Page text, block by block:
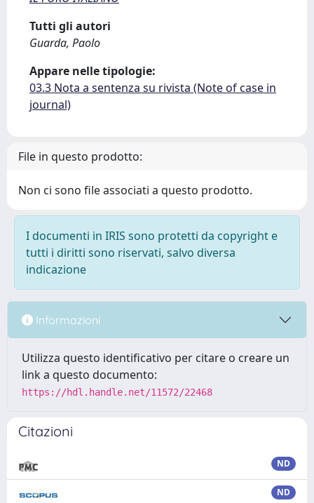
Tutti gli autori
Guarda, Paolo
Appare nelle tipologie:
03.3 Nota a sentenza su rivista (Note of case in
journal)
File in questo prodotto:
Non ci sono file associati a questo prodotto.
I documenti in IRIS sono protetti da copyright e
tutti i diritti sono riservati, salvo diversa
indicazione
Informazioni
Utilizza questo identificativo per citare o creare un
link a questo documento:
https://hdl.handle.net/11572/22468
Citazioni
ND
ND